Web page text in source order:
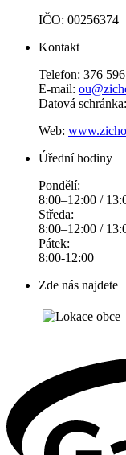
IČO: 00256374
Kontakt
Telefon: 376
E-mail:
Datová
Web:
Úřední hodiny
Pondělí:
8:00–12:00 /
Středa:
8:00–12:00 /
Pátek:
8:00-12:00
Zde nás najdete